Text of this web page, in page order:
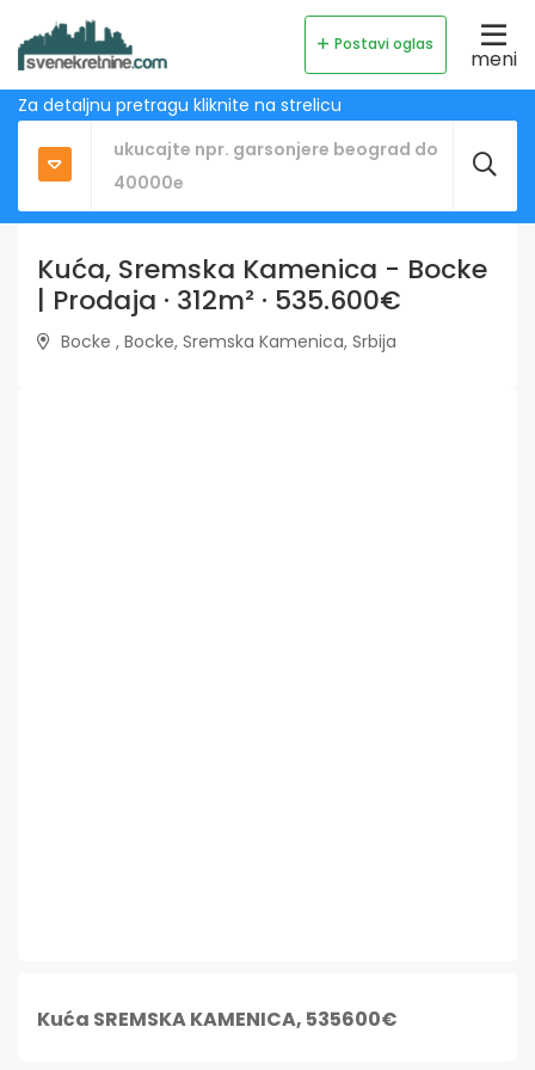
Postavi oglas
meni
Za detaljnu pretragu kliknite na strelicu
Kuća, Sremska Kamenica - Bocke
| Prodaja · 312m² · 535.600€
Bocke , Bocke, Sremska Kamenica, Srbija
Kuća SREMSKA KAMENICA, 535600€